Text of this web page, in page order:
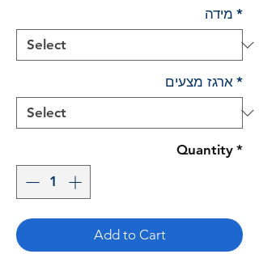
מידה *
ארגז מצעים *
Quantity *
Add to Cart